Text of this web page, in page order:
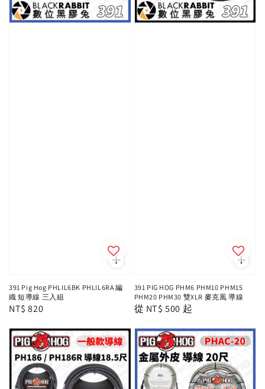
391 Pig Hog PHLIL6BK PHLIL6RA 編
織 短導線 三入組
Regular
NT$ 820
391 PIG HOG PHM6 PHM10 PHM15
PHM20 PHM30 雙XLR 麥克風 導線
Regular
從 NT$ 500 起